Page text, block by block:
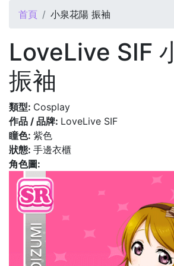
您在這裡
首頁 小泉花陽 振袖
LoveLive SIF
振袖
類型: Cosplay
作品 / 品牌: LoveLive SIF
瞳色: 紫色
狀態: 手邊衣櫃
角色圖: